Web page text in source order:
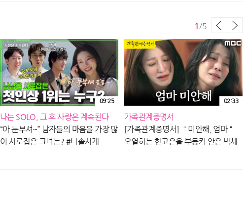
나는 SOLO, 그 후 사랑은 계속된다
“아 눈부셔~” 남자들의 마음을 가장 많
이 사로잡은 그녀는? #나솔사계
09:25
가족관계증명서
[가족관계증명서] ＂미안해, 엄마＂
오열하는 한고은을 부둥켜 안은 박세
02:33
1/5